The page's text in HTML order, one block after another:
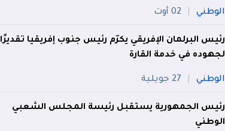
الوطني 02 أوت
رئيس البرلمان الإفريقي يكرّم رئيس جنوب إفريقيا تقديرًا
لجهوده في خدمة القارة
الوطني 27 جويلية
رئيس الجمهورية يستقبل رئيسة المجلس الشعبي
الوطني